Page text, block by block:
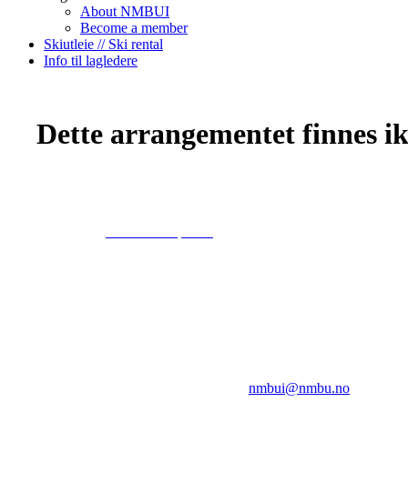
About NMBUI
Become a member
Skiutleie // Ski rental
Info til lagledere
Dette arrangementet finnes
nmbui@nmbu.no